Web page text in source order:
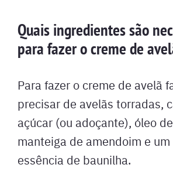
Quais ingredientes são
para fazer o creme de
Para fazer o creme de avelã
precisar de avelãs torradas,
açúcar (ou adoçante), óleo
manteiga de amendoim e
essência de baunilha.